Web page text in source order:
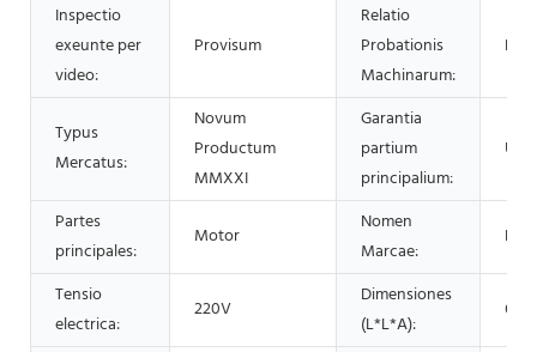
Inspectio
exeunte per
video:
Provisum
Relatio
Probationis
Machinarum:
Typus
Mercatus:
Novum
Productum
MMXXI
Garantia
partium
principalium:
Partes
principales:
Motor
Nomen
Marcae:
Tensio
electrica:
220V
Dimensiones
(L*L*A):